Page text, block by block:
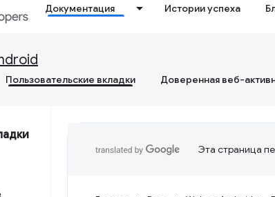
Документация Истории успеха
Пользовательские вкладки Доверенная веб-
Эта страница